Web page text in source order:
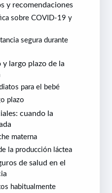
y recomendaciones
sobre COVID-19 y
segura durante
largo plazo de la
para el bebé
plazo
cuando la
materna
la producción láctea
de salud en el
habitualmente